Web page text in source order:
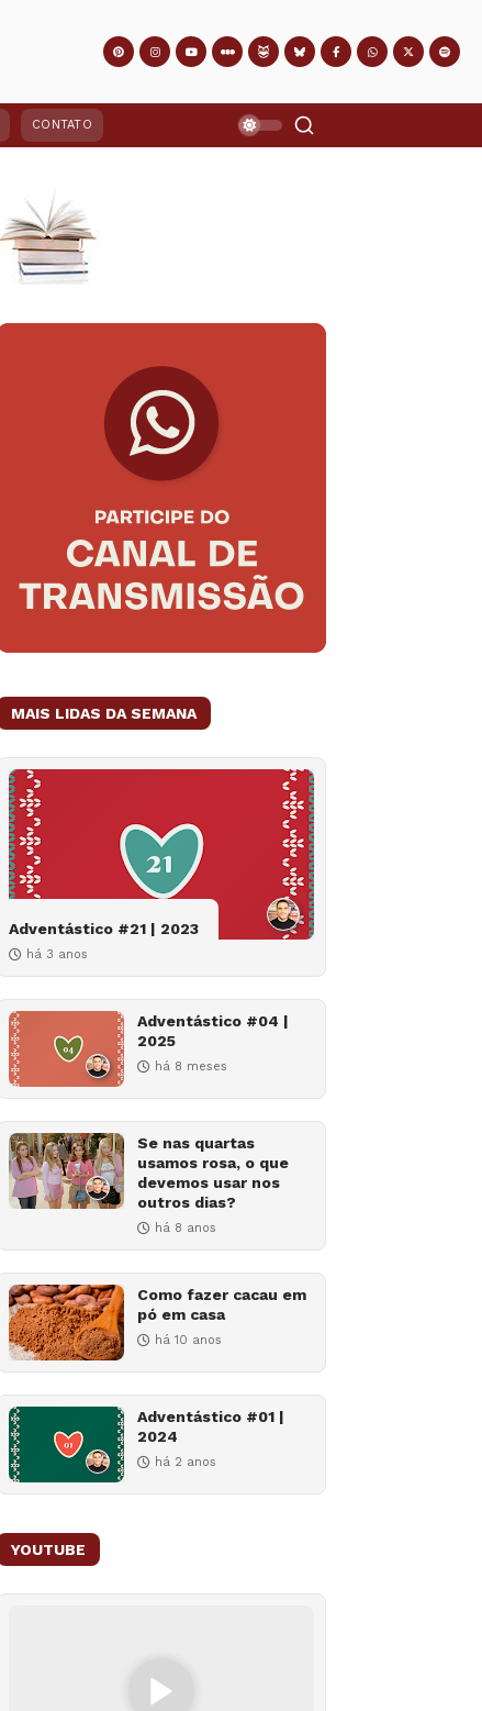
CONTATO
MAIS LIDAS DA SEMANA
Adventástico #21 | 2023
há 3 anos
Adventástico #04 |
2025
há 8 meses
Se nas quartas
usamos rosa, o que
devemos usar nos
outros dias?
há 8 anos
Como fazer cacau em
pó em casa
há 10 anos
Adventástico #01 |
2024
há 2 anos
YOUTUBE